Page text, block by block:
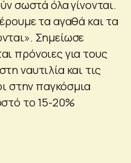
σωστά όλα γίνονται.
τα αγαθά και τα
Σημείωσε
πρόνοιες για τους
ναυτιλία και τις
στην παγκόσμια
το 15-20%